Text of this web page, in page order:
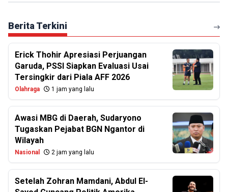
Berita Terkini
Erick Thohir Apresiasi Perjuangan
Garuda, PSSI Siapkan Evaluasi Usai
Tersingkir dari Piala AFF 2026
Olahraga 1 jam yang lalu
Awasi MBG di Daerah, Sudaryono
Tugaskan Pejabat BGN Ngantor di
Wilayah
Nasional 2 jam yang lalu
Setelah Zohran Mamdani, Abdul El-